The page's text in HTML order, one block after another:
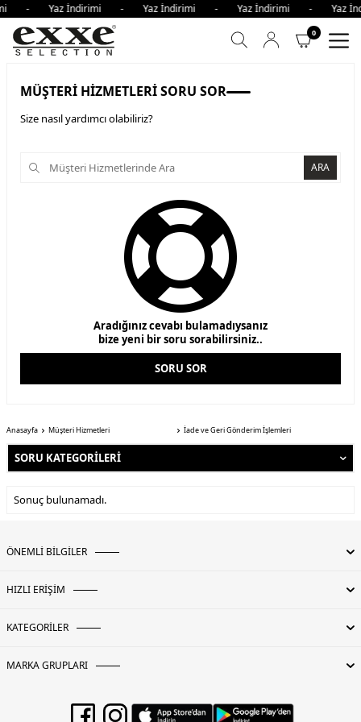
- Yaz İndirimi - Yaz İndirimi - Yaz İndirimi -
0
MÜŞTERI HIZMETLERI SORU SOR
Size nasıl yardımcı olabiliriz?
ARA
Aradığınız cevabı bulamadıysanız
bize yeni bir soru sorabilirsiniz..
SORU SOR
Anasayfa Müşteri Hizmetleri İade ve Geri Gönderim İşlemleri
SORU KATEGORILERI
Sonuç bulunamadı.
ÖNEMLİ BİLGİLER
HIZLI ERİŞİM
KATEGORİLER
MARKA GRUPLARI